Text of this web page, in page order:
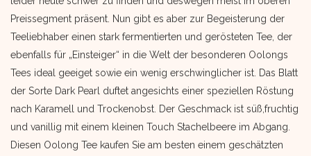
Preissegment präsent. Nun gibt es aber zur Begeisterung der
Teeliebhaber einen stark fermentierten und gerösteten Tee, der
ebenfalls für „Einsteiger“ in die Welt der besonderen Oolongs
Tees ideal geeiget sowie ein wenig erschwinglicher ist. Das Blatt
der Sorte Dark Pearl duftet angesichts einer speziellen Röstung
nach Karamell und Trockenobst. Der Geschmack ist süß,fruchtig
und vanillig mit einem kleinen Touch Stachelbeere im Abgang.
Diesen Oolong Tee kaufen Sie am besten einem geschätzten